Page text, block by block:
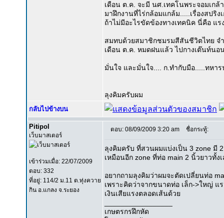
เดือน ต.ค. จะมี นศ.เทคโนพระจอมเกล้
มาฝึกงานที่ไร่กล้อมแกล้ม.....เรื่องสปริง
ถ้าไม่มีอะไรขัดข้องทางเทคนิค นี่คือ แ
สมทบด้วยสมาชิกชมรมสีสันชีวิตไทย จ
เดือน ต.ค. หมดฝนแล้ว ไปกางเต๊นท์น
มั่นใจ และมั่นใจ.... ก.ทำกับมือ.....ทหา
ลุงคิมครับผม
กลับไปข้างบน
Pitipol
เว็บมาสเตอร์
เข้าร่วมเมื่อ: 22/07/2009
ตอบ: 332
ที่อยู่: 114/2 ม.11 ต.ทุ่งควาย
กิน อ.แกลง จ.ระยอง
ตอบ: 08/09/2009 3:20 am ชื่อกระทู้:
ลุงคิมครับ ที่สวนผมแบ่งเป็น 3 zone มี
เหมือนอีก zone ที่ท่อ main 2 นิ้วยาวทั้ง
อยากถามลุงคิมว่าผมจะตัดเปลี่ยนท่อ
เพราะคิดว่าจากขนาดท่อ เล็ก->ใหญ่ แ
เงินเสียแรงตลอดเส้นด้วย
เกษตรกรฝึกหัด